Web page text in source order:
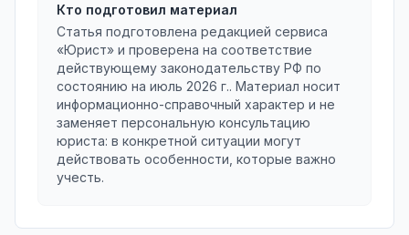
Кто подготовил материал
Статья подготовлена редакцией сервиса
«Юрист» и проверена на соответствие
действующему законодательству РФ по
состоянию на июль 2026 г.. Материал носит
информационно-справочный характер и не
заменяет персональную консультацию
юриста: в конкретной ситуации могут
действовать особенности, которые важно
учесть.